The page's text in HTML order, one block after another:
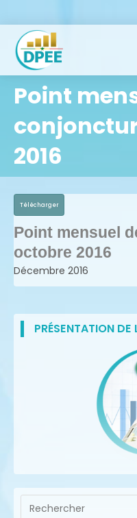
Point
2016
Télécharger
Point mensuel
octobre 2016
Décembre 2016
PRÉSENTATION DE